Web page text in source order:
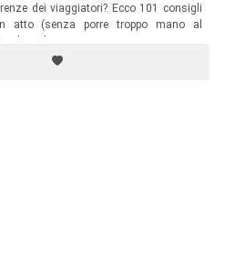
dei viaggiatori? Ecco 101 consigli
atto (senza porre troppo mano al
di grande effetto.